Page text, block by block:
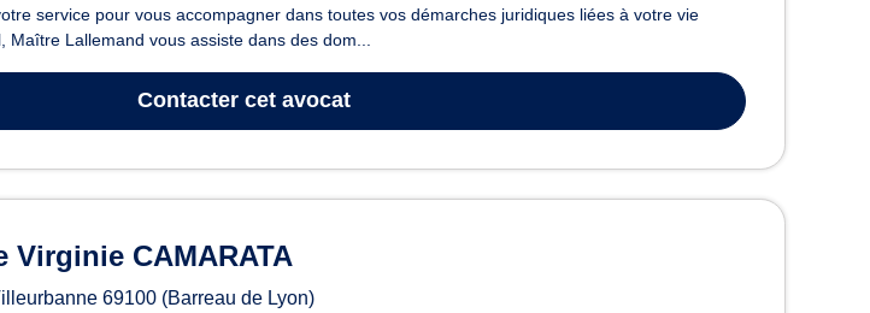
service pour vous accompagner dans toutes vos démarches juridiques liées à votre vie
Lallemand vous assiste dans des dom...
Contacter cet avocat
Virginie CAMARATA
69100 (Barreau de Lyon)